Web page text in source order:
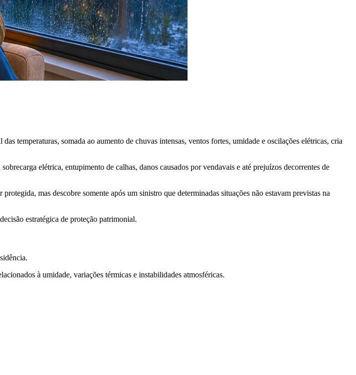
temperaturas, somada ao aumento de chuvas intensas, ventos fortes, umidade e oscilações elétricas, cria
elétrica, entupimento de calhas, danos causados por vendavais e até prejuízos decorrentes de
mas descobre somente após um sinistro que determinadas situações não estavam previstas na
estratégica de proteção patrimonial.
à umidade, variações térmicas e instabilidades atmosféricas.